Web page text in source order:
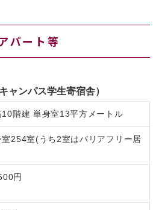
パート等
ンパス学生寄宿舎）
10階建 単身室13平方メートル
室254室(うち2室はバリアフリー居
円